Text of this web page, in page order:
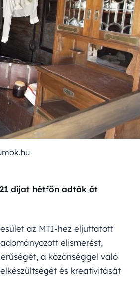
díjat hétfőn adták át
az MTI-hez eljuttatott
elismerést,
a közönséggel való
és kreativitását